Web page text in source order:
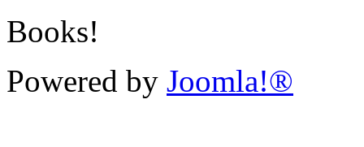
Books!
Powered by Joomla!®